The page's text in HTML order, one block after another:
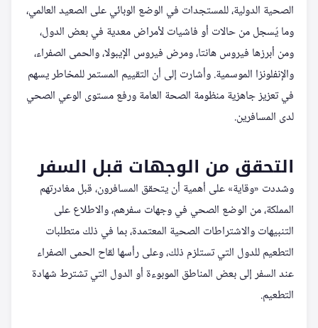
الصحية الدولية، للمستجدات في الوضع الوبائي على الصعيد العالمي،
وما يُسجل من حالات أو فاشيات لأمراض معدية في بعض الدول،
ومن أبرزها فيروس هانتا، ومرض فيروس الإيبولا، والحمى الصفراء،
والإنفلونزا الموسمية. وأشارت إلى أن التقييم المستمر للمخاطر يسهم
في تعزيز جاهزية منظومة الصحة العامة ورفع مستوى الوعي الصحي
لدى المسافرين.
التحقق من الوجهات قبل السفر
وشددت «وقاية» على أهمية أن يتحقق المسافرون، قبل مغادرتهم
المملكة، من الوضع الصحي في وجهات سفرهم، والاطلاع على
التنبيهات والاشتراطات الصحية المعتمدة، بما في ذلك متطلبات
التطعيم للدول التي تستلزم ذلك، وعلى رأسها لقاح الحمى الصفراء
عند السفر إلى بعض المناطق الموبوءة أو الدول التي تشترط شهادة
التطعيم.